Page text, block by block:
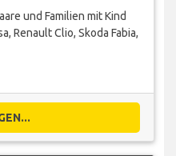
und Familien mit Kind
Renault Clio, Skoda Fabia,